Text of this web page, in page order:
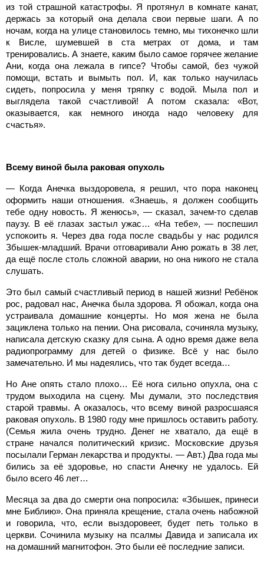
из той страшной катастрофы. Я протянул в комнате канат,
держась за который она делала свои первые шаги. А по
ночам, когда на улице становилось темно, мы тихонечко шли
к Висле, шумевшей в ста метрах от дома, и там
тренировались. А знаете, каким было самое горячее желание
Ани, когда она лежала в гипсе? Чтобы самой, без чужой
помощи, встать и вымыть пол. И, как только научилась
сидеть, попросила у меня тряпку с водой. Мыла пол и
выглядела такой счастливой! А потом сказала: «Вот,
оказывается, как немного иногда надо человеку для
счастья».
Всему виной была раковая опухоль
— Когда Анечка выздоровела, я решил, что пора наконец
оформить наши отношения. «Знаешь, я должен сообщить
тебе одну новость. Я женюсь», — сказал, зачем-то сделав
паузу. В её глазах застыл ужас… «На тебе», — поспешил
успокоить я. Через два года после свадьбы у нас родился
Збышек-младший. Врачи отговаривали Аню рожать в 38 лет,
да ещё после столь сложной аварии, но она никого не стала
слушать.
Это был самый счастливый период в нашей жизни! Ребёнок
рос, радовал нас, Анечка была здорова. Я обожал, когда она
устраивала домашние концерты. Но моя жена не была
зациклена только на пении. Она рисовала, сочиняла музыку,
написала детскую сказку для сына. А одно время даже вела
радиопрограмму для детей о физике. Всё у нас было
замечательно. И мы надеялись, что так будет всегда…
Но Ане опять стало плохо… Её нога сильно опухла, она с
трудом выходила на сцену. Мы думали, это последствия
старой травмы. А оказалось, что всему виной разросшаяся
раковая опухоль. В 1980 году мне пришлось оставить работу.
(Семья жила очень трудно. Денег не хватало, да ещё в
стране начался политический кризис. Московские друзья
посылали Герман лекарства и продукты. — Авт.) Два года мы
бились за её здоровье, но спасти Анечку не удалось. Ей
было всего 46 лет…
Месяца за два до смерти она попросила: «Збышек, принеси
мне Библию». Она приняла крещение, стала очень набожной
и говорила, что, если выздоровеет, будет петь только в
церкви. Сочинила музыку на псалмы Давида и записала их
на домашний магнитофон. Это были её последние записи.